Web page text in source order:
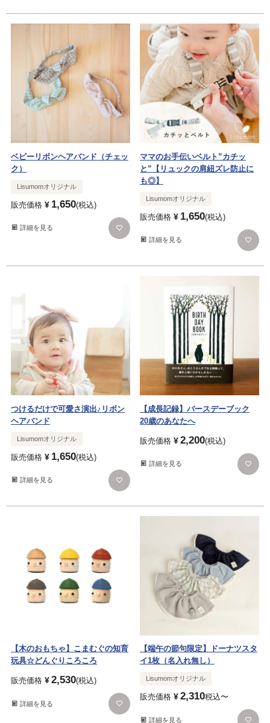
ベビーリボンヘアバンド（チェッ
ク）
Lisumomオリジナル
販売価格 ¥ 1,650 税込
詳細を見る
ママのお手伝いベルト”カチッ
と”【リュックの肩紐ズレ防止に
も◎】
Lisumomオリジナル
販売価格 ¥ 1,650 税込
詳細を見る
つけるだけで可愛さ演出♪リボン
ヘアバンド
Lisumomオリジナル
販売価格 ¥ 1,650 税込
詳細を見る
【成長記録】バースデーブック
20歳のあなたへ
販売価格 ¥2,200 税込
詳細を見る
【木のおもちゃ】こまむぐの知育
玩具☆どんぐりころころ
販売価格 ¥2,530 税込
詳細を見る
【端午の節句限定】ドーナツスタ
イ1枚（名入れ無し）
Lisumomオリジナル
販売価格 ¥2,310税込〜
詳細を見る